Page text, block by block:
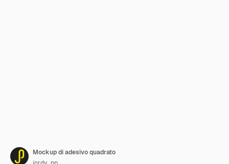
Mockup di adesivo quadrato